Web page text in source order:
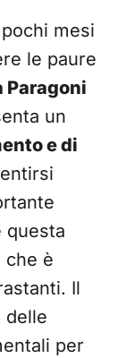
mesi
le paure
Paragoni
un
e di
questa
che è
Il
delle
per